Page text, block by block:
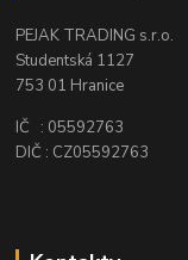
PEJAK TRADING s.r.o.
Studentská 1127
753 01 Hranice
IČ : 05592763
DIČ : CZ05592763